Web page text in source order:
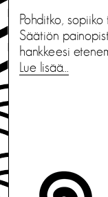
Pohditko,
Säätiön
hankkeesi
Lue lisää…